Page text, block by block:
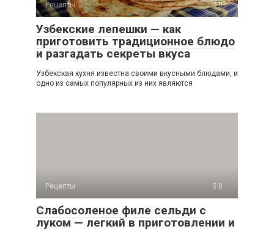
Рецепты 0
Узбекские лепешки — как
приготовить традиционное блюдо
и разгадать секреты вкуса
Узбекская кухня известна своими вкусными блюдами, и
одно из самых популярных из них являются
Рецепты 0
Слабосоленое филе сельди с
луком — легкий в приготовлении и